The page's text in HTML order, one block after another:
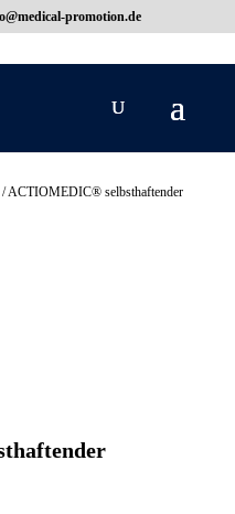
promotion.de
/ ACTIOMEDIC® selbsthaftender